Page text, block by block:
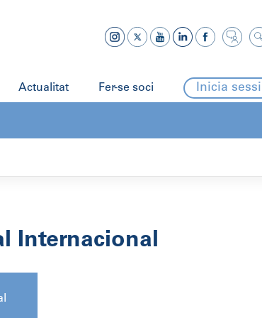
Actualitat Fer-se soci Inicia
Internacional